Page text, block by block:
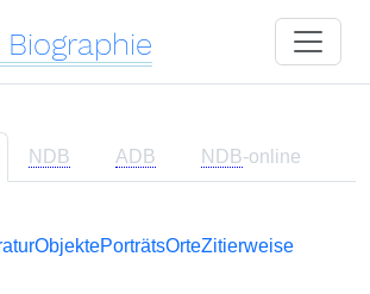
Biographie
NDB ADB NDB-online
ObjektePorträtsOrteZitierweise